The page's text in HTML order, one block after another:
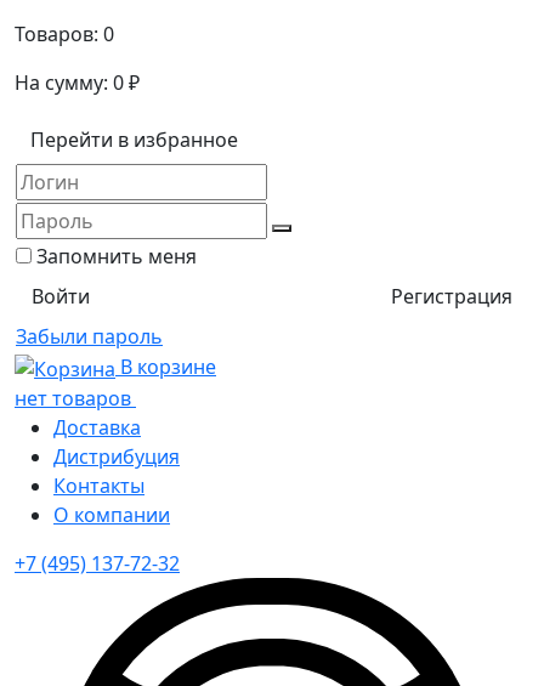
Товаров: 0
На сумму: 0₽
Перейти в избранное
Запомнить меня
Регистрация
Забыли пароль
В корзине
нет товаров
Доставка
Дистрибуция
Контакты
О компании
+7 (495) 137-72-32